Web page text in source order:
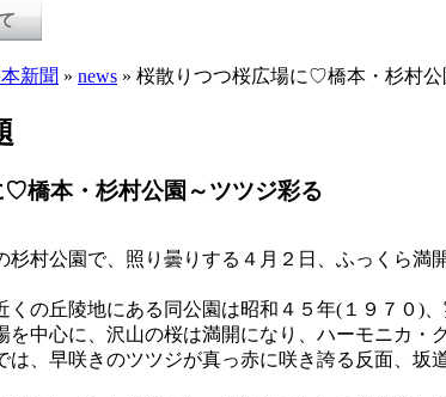
新聞 » news » 桜散りつつ桜広場に♡橋本・杉村公
橋本・杉村公園～ツツジ彩る
杉村公園で、照り曇りする４月２日、ふっくら
くの丘陵地にある同公園は昭和４５年(１９７０)
を中心に、沢山の桜は満開になり、ハーモニカ
は、早咲きのツツジが真っ赤に咲き誇る反面、